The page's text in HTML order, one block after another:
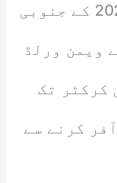
سہیلی اختر کے خلاف الزامات 2023 کے جنوبی
ویمن ورلڈ
کرکٹر تک
کرنے سے